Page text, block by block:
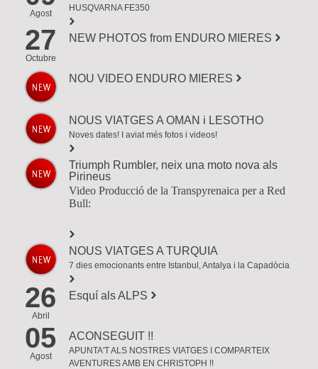
Agost
HUSQVARNA FE350
27
Octubre
NEW PHOTOS from ENDURO MIERES
NOU VIDEO ENDURO MIERES
NOUS VIATGES A OMAN i LESOTHO
Noves dates! I aviat més fotos i videos!
Triumph Rumbler, neix una moto nova als
Pirineus
Video Producció de la Transpyrenaica per a Red
Bull:
NOUS VIATGES A TURQUIA
7 dies emocionants entre Istanbul ,Antalya i la Capadòcia
26
Abril
Esquí als ALPS
05
Agost
ACONSEGUIT !!
APUNTA'T ALS NOSTRES VIATGES I COMPARTEIX
AVENTURES AMB EN CHRISTOPH !!